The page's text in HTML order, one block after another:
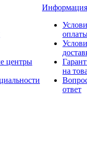
центры
Информация
на
ответ